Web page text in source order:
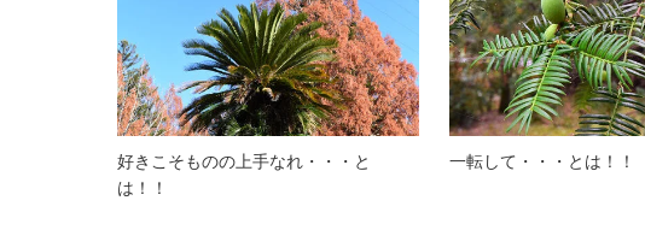
好きこそものの上手なれ・・・と
は！！
一転して・・・とは！！